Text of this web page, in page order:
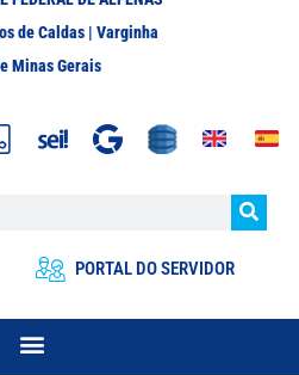
de Caldas | Varginha
Minas Gerais
PORTAL DO SERVIDOR